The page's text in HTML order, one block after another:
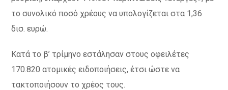
το συνολικό ποσό χρέους να υπολογίζεται στα 1,36
δισ. ευρώ.
Κατά το β’ τρίμηνο εστάλησαν στους οφειλέτες
170.820 ατομικές ειδοποιήσεις, έτσι ώστε να
τακτοποιήσουν το χρέος τους.